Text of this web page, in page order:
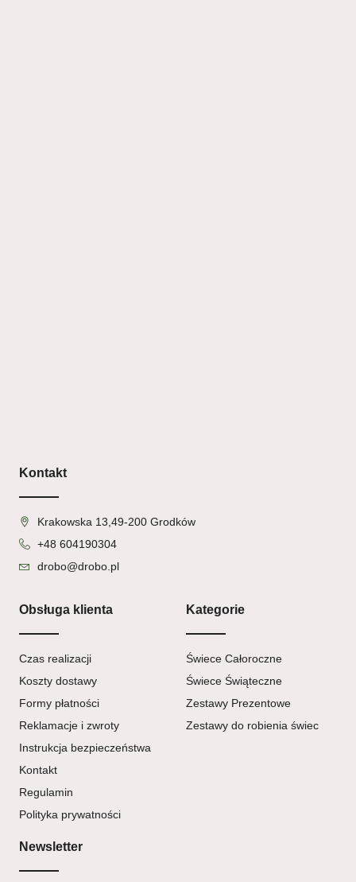
Kontakt
Krakowska 13,49-200 Grodków
+48 604190304
drobo@drobo.pl
Obsługa klienta
Czas realizacji
Koszty dostawy
Formy płatności
Reklamacje i zwroty
Instrukcja bezpieczeństwa
Kontakt
Regulamin
Polityka prywatności
Kategorie
Świece Całoroczne
Świece Świąteczne
Zestawy Prezentowe
Zestawy do robienia świec
Newsletter